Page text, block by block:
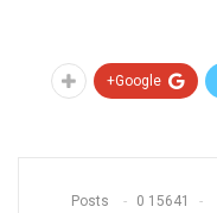
Google+
15641 Posts
0